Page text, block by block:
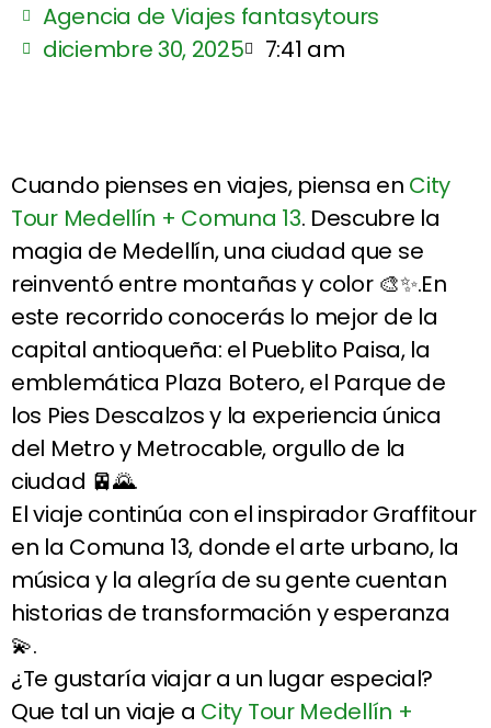
Agencia de Viajes fantasytours
diciembre 30, 2025
7:41 am
Cuando pienses en viajes, piensa en City
Tour Medellín + Comuna 13. Descubre la
magia de Medellín, una ciudad que se
reinventó entre montañas y color 🎨✨.En
este recorrido conocerás lo mejor de la
capital antioqueña: el Pueblito Paisa, la
emblemática Plaza Botero, el Parque de
los Pies Descalzos y la experiencia única
del Metro y Metrocable, orgullo de la
ciudad 🚈🌄.
El viaje continúa con el inspirador Graffitour
en la Comuna 13, donde el arte urbano, la
música y la alegría de su gente cuentan
historias de transformación y esperanza
💫.
¿Te gustaría viajar a un lugar especial?
Que tal un viaje a City Tour Medellín +